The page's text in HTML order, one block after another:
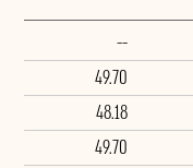
--
49.70
48.18
49.70